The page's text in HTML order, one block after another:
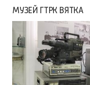
МУЗЕЙ ГТРК ВЯТКА